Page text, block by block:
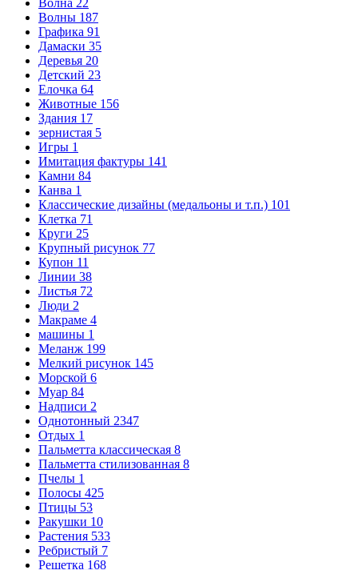
Волна 22
Волны 187
Графика 91
Дамаски 35
Деревья 20
Детский 23
Елочка 64
Животные 156
Здания 17
зернистая 5
Игры 1
Имитация фактуры 141
Камни 84
Канва 1
Классические дизайны (медальоны и т.п.) 101
Клетка 71
Круги 25
Крупный рисунок 77
Купон 11
Линии 38
Листья 72
Люди 2
Макраме 4
машины 1
Меланж 199
Мелкий рисунок 145
Морской 6
Муар 84
Надписи 2
Однотонный 2347
Отдых 1
Пальметта классическая 8
Пальметта стилизованная 8
Пчелы 1
Полосы 425
Птицы 53
Ракушки 10
Растения 533
Ребристый 7
Решетка 168